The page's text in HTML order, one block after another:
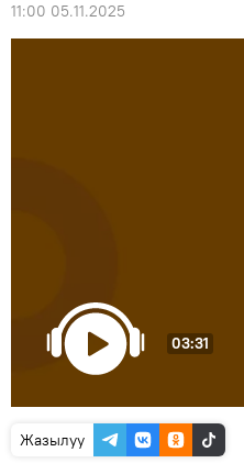
11:00 05.11.2025
03:31
Жазылуу